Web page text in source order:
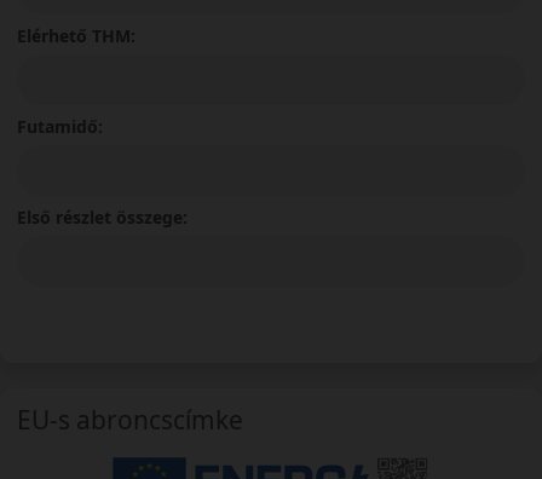
Elérhető THM:
Futamidő:
Első részlet összege:
EU-s abroncscímke